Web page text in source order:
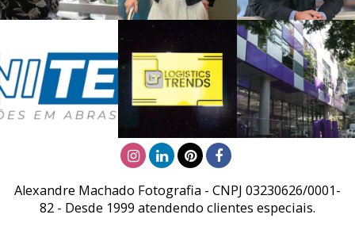
Alexandre Machado Fotografia - CNPJ 03230626/0001-
82 - Desde 1999 atendendo clientes especiais.